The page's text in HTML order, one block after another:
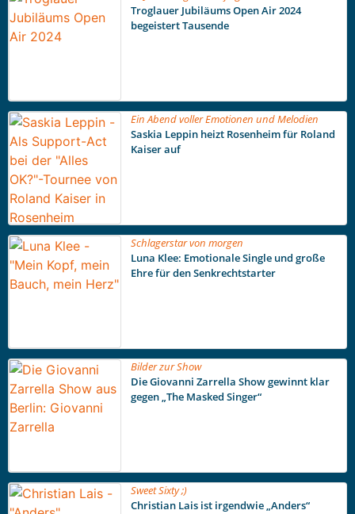
Troglauer Jubiläums Open Air 2024
begeistert Tausende
Ein Abend voller Emotionen und Melodien
Saskia Leppin heizt Rosenheim für Roland
Kaiser auf
Schlagerstar von morgen
Luna Klee: Emotionale Single und große
Ehre für den Senkrechtstarter
Bilder zur Show
Die Giovanni Zarrella Show gewinnt klar
gegen „The Masked Singer“
Sweet Sixty ;)
Christian Lais ist irgendwie „Anders“